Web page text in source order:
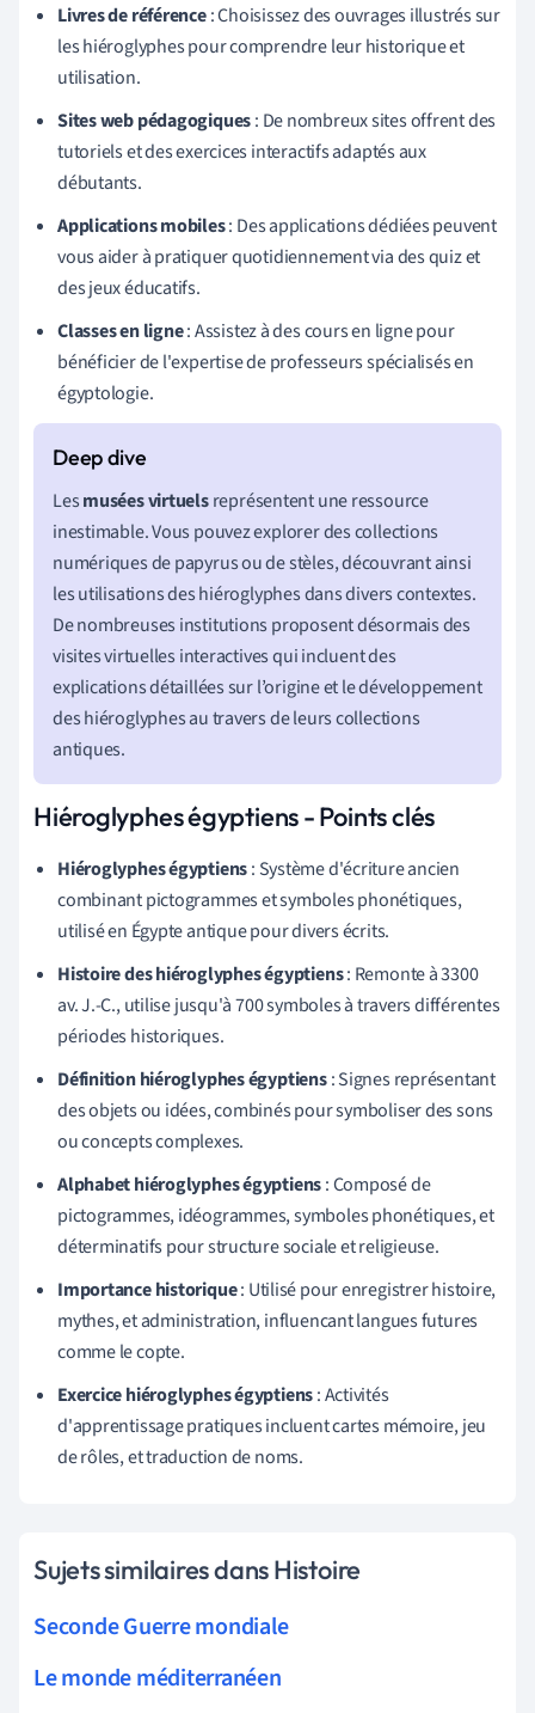
Livres de référence: Choisissez des ouvrages illustrés sur
les hiéroglyphes pour comprendre leur historique et
utilisation.
Sites web pédagogiques: De nombreux sites offrent des
tutoriels et des exercices interactifs adaptés aux
débutants.
Applications mobiles: Des applications dédiées peuvent
vous aider à pratiquer quotidiennement via des quiz et
des jeux éducatifs.
Classes en ligne: Assistez à des cours en ligne pour
bénéficier de l'expertise de professeurs spécialisés en
égyptologie.
Lesmusées virtuelsreprésentent une ressource
inestimable. Vous pouvez explorer des collections
numériques de papyrus ou de stèles, découvrant ainsi
les utilisations des hiéroglyphes dans divers contextes.
De nombreuses institutions proposent désormais des
visites virtuelles interactives qui incluent des
explications détaillées sur l’origine et le développement
des hiéroglyphes au travers de leurs collections
antiques.
Hiéroglyphes égyptiens - Points clés
Hiéroglyphes égyptiens: Système d'écriture ancien
combinant pictogrammes et symboles phonétiques,
utilisé en Égypte antique pour divers écrits.
Histoire des hiéroglyphes égyptiens: Remonte à 3300
av. J.-C., utilise jusqu'à 700 symboles à travers différentes
périodes historiques.
Définition hiéroglyphes égyptiens: Signes représentant
des objets ou idées, combinés pour symboliser des sons
ou concepts complexes.
Alphabet hiéroglyphes égyptiens: Composé de
pictogrammes, idéogrammes, symboles phonétiques, et
déterminatifs pour structure sociale et religieuse.
Importance historique: Utilisé pour enregistrer histoire,
mythes, et administration, influencant langues futures
comme le copte.
Exercice hiéroglyphes égyptiens: Activités
d'apprentissage pratiques incluent cartes mémoire, jeu
de rôles, et traduction de noms.
Sujets similaires dans Histoire
Seconde Guerre mondiale
Le monde méditerranéen